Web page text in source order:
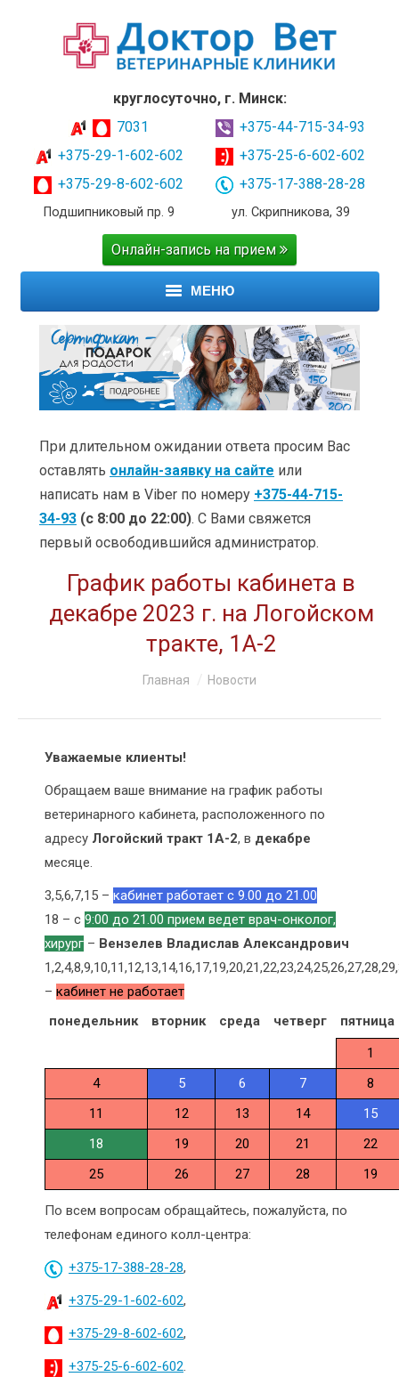
круглосуточно, г. Минск:
7031
+375-29-1-602-602
+375-29-8-602-602
Подшипниковый пр. 9
+375-44-715-34-93
+375-25-6-602-602
+375-17-388-28-28
ул. Скрипникова, 39
Онлайн-запись на прием
МЕНЮ
ГЛАВНАЯ
УСЛУГИ
ЦЕНЫ
ОБУЧЕНИЕ
КЛИЕНТАМ
О КОМПАНИИ
КОНТАКТЫ
При длительном ожидании ответа просим Вас
оставлять онлайн-заявку на сайте или
написать нам в Viber по номеру +375-44-715-
34-93 (с 8:00 до 22:00). С Вами свяжется
первый освободившийся администратор.
График работы кабинета в
декабре 2023 г. на Логойском
тракте, 1А-2
Главная Новости
Уважаемые клиенты!
Обращаем ваше внимание на график работы
ветеринарного кабинета, расположенного по
адресу Логойский тракт 1А-2, в декабре
месяце.
3,5,6,7,15 – кабинет работает с 9.00 до 21.00
18 – с 9:00 до 21.00 прием ведет врач-онколог,
хирург – Вензелев Владислав Александрович
– кабинет не работает
понедельник
вторник среда четверг
пятница
1
4
5 6 7
8
11
12 13 14
15
18
19 20 21
22
25
26 27 28 19
По всем вопросам обращайтесь, пожалуйста, по
телефонам единого колл-центра:
+375-17-388-28-28,
+375-29-1-602-602,
+375-29-8-602-602,
+375-25-6-602-602.